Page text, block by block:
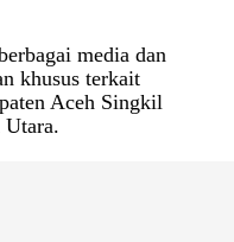
media dan
khusus terkait
Aceh Singkil
Utara.